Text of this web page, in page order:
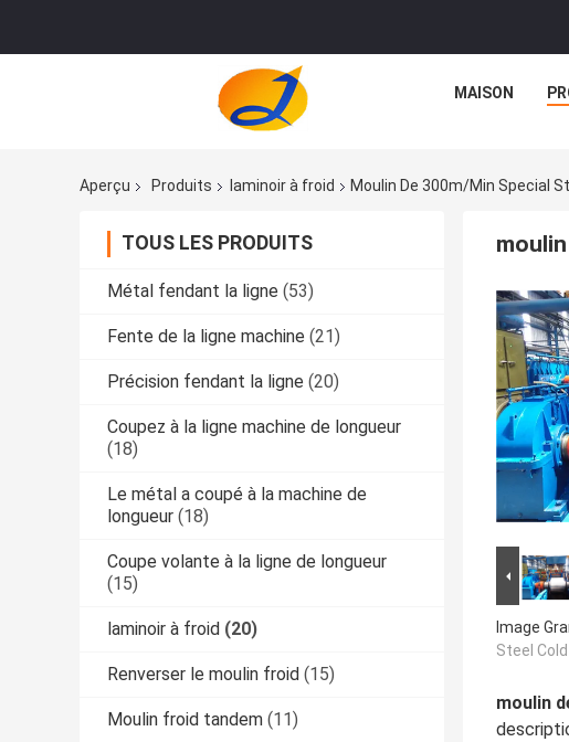
MAISON
Aperçu Produits laminoir à froid Moulin De 300m/Min Special
TOUS LES PRODUITS
Métal fendant la ligne (53)
Fente de la ligne machine (21)
Précision fendant la ligne (20)
Coupez à la ligne machine de longueur
(18)
Le métal a coupé à la machine de
longueur (18)
Coupe volante à la ligne de longueur
(15)
laminoir à froid (20)
Renverser le moulin froid (15)
Moulin froid tandem (11)
Image
Steel
moulin